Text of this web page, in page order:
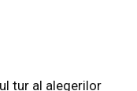
tur al alegerilor